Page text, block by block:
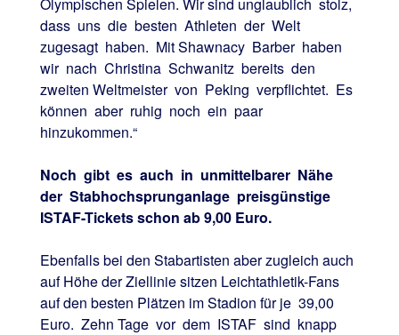
Olympischen Spielen. Wir sind unglaublich stolz,
dass uns die besten Athleten der Welt
zugesagt haben. Mit Shawnacy Barber haben
wir nach Christina Schwanitz bereits den
zweiten Weltmeister von Peking verpflichtet. Es
können aber ruhig noch ein paar
hinzukommen.“
Noch gibt es auch in unmittelbarer Nähe
der Stabhochsprunganlage preisgünstige
ISTAF-Tickets schon ab 9,00 Euro.
Ebenfalls bei den Stabartisten aber zugleich auch
auf Höhe der Ziellinie sitzen Leichtathletik-Fans
auf den besten Plätzen im Stadion für je 39,00
Euro. Zehn Tage vor dem ISTAF sind knapp